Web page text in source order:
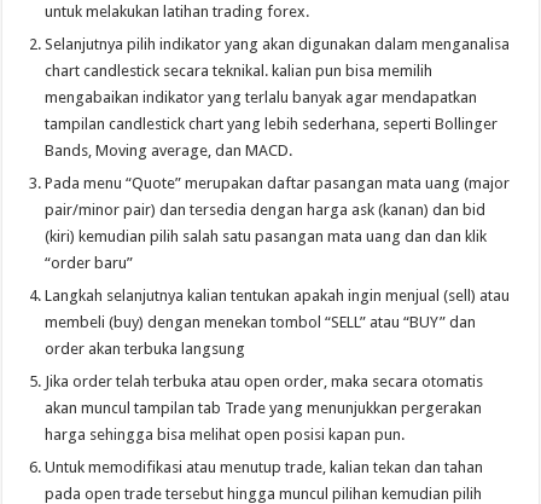
untuk melakukan latihan trading forex.
Selanjutnya pilih indikator yang akan digunakan dalam menganalisa
chart candlestick secara teknikal. kalian pun bisa memilih
mengabaikan indikator yang terlalu banyak agar mendapatkan
tampilan candlestick chart yang lebih sederhana, seperti Bollinger
Bands, Moving average, dan MACD.
Pada menu “Quote” merupakan daftar pasangan mata uang (major
pair/minor pair) dan tersedia dengan harga ask (kanan) dan bid
(kiri) kemudian pilih salah satu pasangan mata uang dan dan klik
“order baru”
Langkah selanjutnya kalian tentukan apakah ingin menjual (sell) atau
membeli (buy) dengan menekan tombol “SELL” atau “BUY” dan
order akan terbuka langsung
Jika order telah terbuka atau open order, maka secara otomatis
akan muncul tampilan tab Trade yang menunjukkan pergerakan
harga sehingga bisa melihat open posisi kapan pun.
Untuk memodifikasi atau menutup trade, kalian tekan dan tahan
pada open trade tersebut hingga muncul pilihan kemudian pilih